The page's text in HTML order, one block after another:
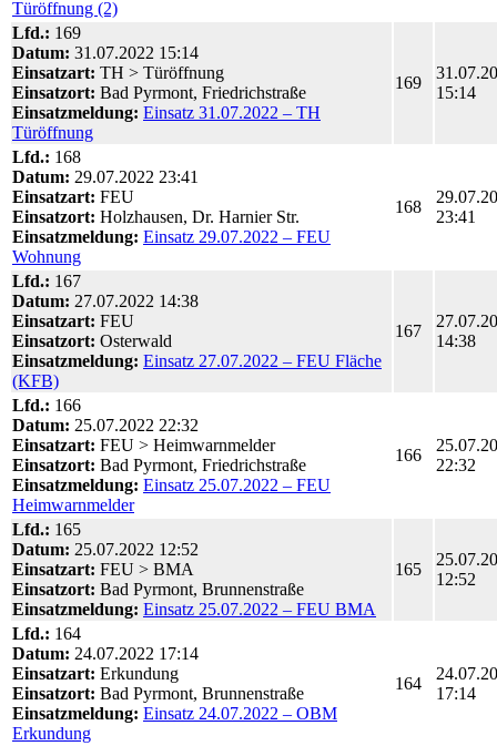
Türöffnung (2)
Lfd.: 169
Datum: 31.07.2022 15:14
Einsatzart: TH > Türöffnung
Einsatzort: Bad Pyrmont, Friedrichstraße
Einsatzmeldung: Einsatz 31.07.2022 – TH
Türöffnung
169
15:14
Lfd.: 168
Datum: 29.07.2022 23:41
Einsatzart: FEU
Einsatzort: Holzhausen, Dr. Harnier Str.
Einsatzmeldung: Einsatz 29.07.2022 – FEU
Wohnung
168
23:41
Lfd.: 167
Datum: 27.07.2022 14:38
Einsatzart: FEU
Einsatzort: Osterwald
Einsatzmeldung: Einsatz 27.07.2022 – FEU Fläche
(KFB)
167
14:38
Lfd.: 166
Datum: 25.07.2022 22:32
Einsatzart: FEU > Heimwarnmelder
Einsatzort: Bad Pyrmont, Friedrichstraße
Einsatzmeldung: Einsatz 25.07.2022 – FEU
Heimwarnmelder
166
22:32
Lfd.: 165
Datum: 25.07.2022 12:52
Einsatzart: FEU > BMA
Einsatzort: Bad Pyrmont, Brunnenstraße
Einsatzmeldung: Einsatz 25.07.2022 – FEU BMA
165
12:52
Lfd.: 164
Datum: 24.07.2022 17:14
Einsatzart: Erkundung
Einsatzort: Bad Pyrmont, Brunnenstraße
Einsatzmeldung: Einsatz 24.07.2022 – OBM
Erkundung
164
17:14